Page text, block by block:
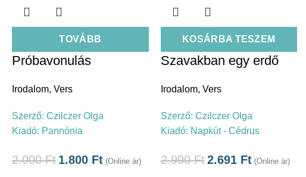
TOVÁBB
Próbavonulás
Irodalom, Vers
Szerző: Czilczer Olga
Kiadó: Pannónia
2.000Ft 1.800 Ft (Online ár)
KOSÁRBA TESZEM
Szavakban egy erdő
Irodalom, Vers
Szerző: Czilczer Olga
Kiadó: Napkút - Cédrus
2.990Ft 2.691 Ft (Online ár)